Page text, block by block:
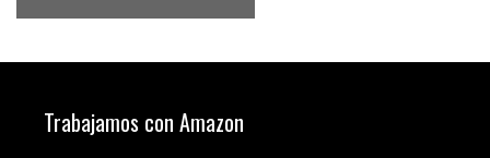
Trabajamos con Amazon